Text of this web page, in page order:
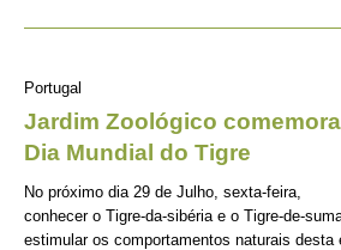
Portugal
Jardim Zoológico comemora
Dia Mundial do Tigre
No próximo dia 29 de Julho, sexta-feira,
conhecer o Tigre-da-sibéria e o Tigre-de-
estimular os comportamentos naturais desta